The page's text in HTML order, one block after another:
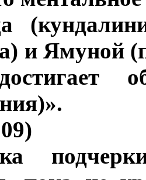
и Ямуной